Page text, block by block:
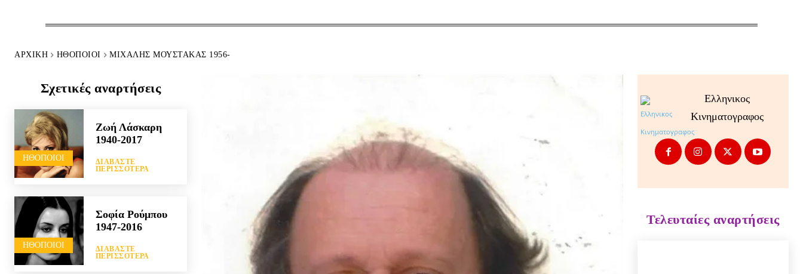
ΑΡΧΙΚΉ HΘΟΠΟΙΟΊ ΜΙΧΆΛΗΣ ΜΟΥΣΤΆΚΑΣ 1956-
Σχετικές αναρτήσεις
HΘΟΠΟΙΟΊ
Ζωή Λάσκαρη
1940-2017
ΔΙΑΒΆΣΤΕ
ΠΕΡΙΣΣΌΤΕΡΑ
HΘΟΠΟΙΟΊ
Σοφία Ρούμπου
1947-2016
ΔΙΑΒΆΣΤΕ
ΠΕΡΙΣΣΌΤΕΡΑ
Ελληνικος
Κινηματογραφος
Τελευταίες αναρτήσεις